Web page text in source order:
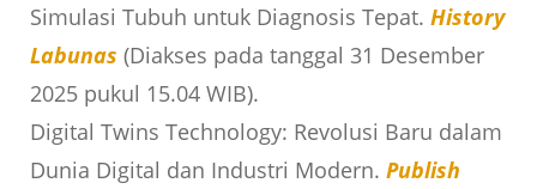
Simulasi Tubuh untuk Diagnosis Tepat. History
Labunas (Diakses pada tanggal 31 Desember
2025 pukul 15.04 WIB).
Digital Twins Technology: Revolusi Baru dalam
Dunia Digital dan Industri Modern. Publish